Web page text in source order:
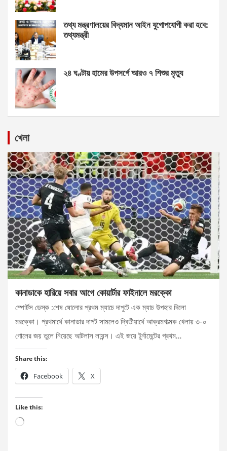
তথ্য মন্ত্রণালয়ের বিদ্যমান আইন যুগোপযোগী করা হবে:
তথ্যমন্ত্রী
২৪ ঘণ্টায় হামের উপসর্গে আরও ৭ শিশুর মৃত্যু
খেলা
কানাডাকে হারিয়ে সবার আগে কোয়ার্টার ফাইনালে মরক্কো
স্পোর্টস ডেস্ক :শেষ ষোলোর প্রথম ম্যাচে দাপুটে এক ম্যাচ উপহার দিলো
মরক্কো। প্রথমার্ধে কানাডার দাপট সামলেও দ্বিতীয়ার্ধে আক্রমণাত্মক খেলায় ৩-০
গোলের জয় তুলে নিয়েছে আটলাস লায়ন্স। এই জয়ে টুর্নামেন্টের প্রথম…
Share this:
Facebook X
Like this:
Loading…